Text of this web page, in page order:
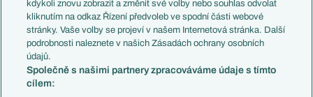
Kluby
Arsenal FC
Chelsea FC
Manchester United
AC Milán
Zápasy
Livescore
Tipovací soutěž
kdykoli znovu zobrazit a změnit své volby nebo souhlas odvolat
kliknutím na odkaz Řízení předvoleb ve spodní části webové
stránky. Vaše volby se projeví v našem Internetová stránka. Další
podrobnosti naleznete v našich Zásadách ochrany osobních
údajů.
Společně s našimi partnery zpracováváme údaje s tímto
cílem: